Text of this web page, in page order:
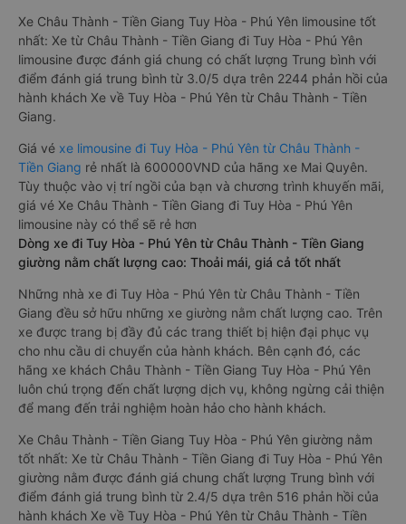
Xe Châu Thành - Tiền Giang Tuy Hòa - Phú Yên limousine tốt
nhất: Xe từ Châu Thành - Tiền Giang đi Tuy Hòa - Phú Yên
limousine được đánh giá chung có chất lượng Trung bình với
điểm đánh giá trung bình từ 3.0/5 dựa trên 2244 phản hồi của
hành khách Xe về Tuy Hòa - Phú Yên từ Châu Thành - Tiền
Giang.
Giá vé xe limousine đi Tuy Hòa - Phú Yên từ Châu Thành -
Tiền Giang rẻ nhất là 600000VND của hãng xe Mai Quyên.
Tùy thuộc vào vị trí ngồi của bạn và chương trình khuyến mãi,
giá vé Xe Châu Thành - Tiền Giang đi Tuy Hòa - Phú Yên
limousine này có thể sẽ rẻ hơn
Dòng xe đi Tuy Hòa - Phú Yên từ Châu Thành - Tiền Giang
giường nằm chất lượng cao: Thoải mái, giá cả tốt nhất
Những nhà xe đi Tuy Hòa - Phú Yên từ Châu Thành - Tiền
Giang đều sở hữu những xe giường nằm chất lượng cao. Trên
xe được trang bị đầy đủ các trang thiết bị hiện đại phục vụ
cho nhu cầu di chuyển của hành khách. Bên cạnh đó, các
hãng xe khách Châu Thành - Tiền Giang Tuy Hòa - Phú Yên
luôn chú trọng đến chất lượng dịch vụ, không ngừng cải thiện
để mang đến trải nghiệm hoàn hảo cho hành khách.
Xe Châu Thành - Tiền Giang Tuy Hòa - Phú Yên giường nằm
tốt nhất: Xe từ Châu Thành - Tiền Giang đi Tuy Hòa - Phú Yên
giường nằm được đánh giá chung chất lượng Trung bình với
điểm đánh giá trung bình từ 2.4/5 dựa trên 516 phản hồi của
hành khách Xe về Tuy Hòa - Phú Yên từ Châu Thành - Tiền